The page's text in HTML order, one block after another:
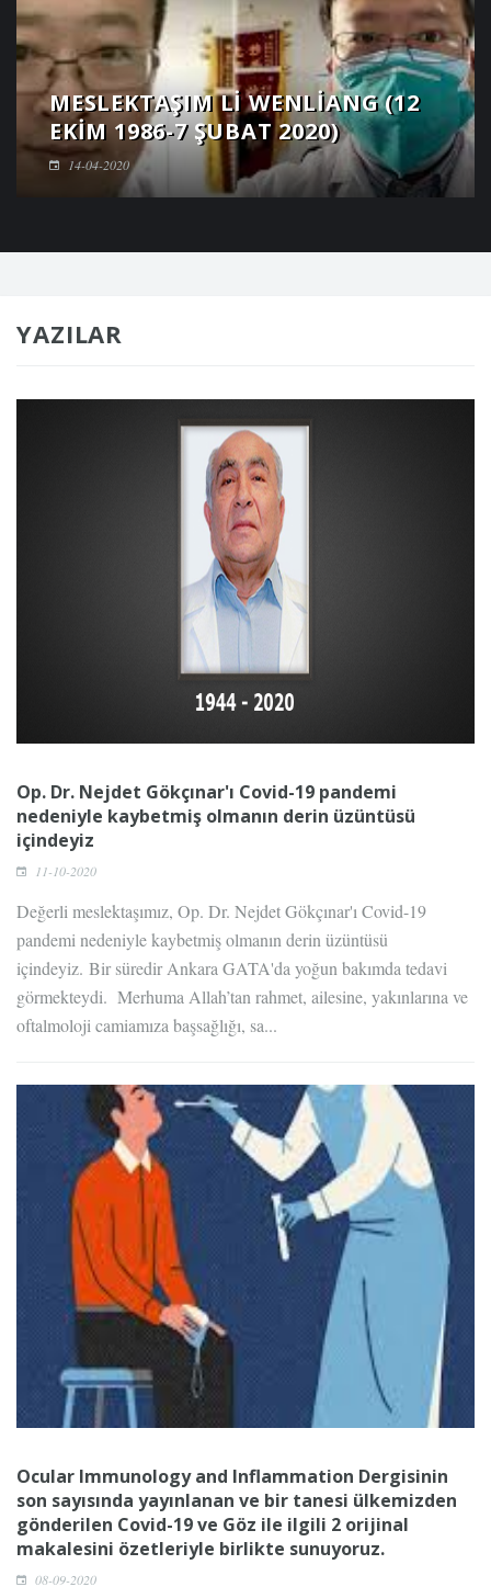
MESLEKTAŞIM LI WENLIANG (12
EKIM 1986-7 ŞUBAT 2020)
14-04-2020
YAZILAR
Op. Dr. Nejdet Gökçınar'ı Covid-19 pandemi
nedeniyle kaybetmiş olmanın derin üzüntüsü
içindeyiz
11-10-2020
Değerli meslektaşımız, Op. Dr. Nejdet Gökçınar'ı Covid-19
pandemi nedeniyle kaybetmiş olmanın derin üzüntüsü
içindeyiz. Bir süredir Ankara GATA'da yoğun bakımda tedavi
görmekteydi. Merhuma Allah’tan rahmet, ailesine, yakınlarına ve
oftalmoloji camiamıza başsağlığı, sa...
Ocular Immunology and Inflammation Dergisinin
son sayısında yayınlanan ve bir tanesi ülkemizden
gönderilen Covid-19 ve Göz ile ilgili 2 orijinal
makalesini özetleriyle birlikte sunuyoruz.
08-09-2020